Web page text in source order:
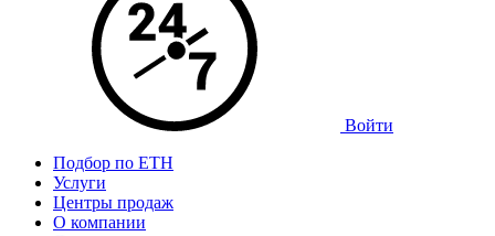
Войти
Подбор по ЕТН
Услуги
Центры продаж
О компании